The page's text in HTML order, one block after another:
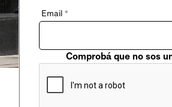
Email *
Comprobá que no sos